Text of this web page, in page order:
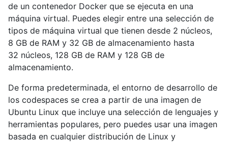
de un contenedor Docker que se ejecuta en una
máquina virtual. Puedes elegir entre una selección de
tipos de máquina virtual que tienen desde 2 núcleos,
8 GB de RAM y 32 GB de almacenamiento hasta
32 núcleos, 128 GB de RAM y 128 GB de
almacenamiento.
De forma predeterminada, el entorno de desarrollo de
los codespaces se crea a partir de una imagen de
Ubuntu Linux que incluye una selección de lenguajes y
herramientas populares, pero puedes usar una imagen
basada en cualquier distribución de Linux y